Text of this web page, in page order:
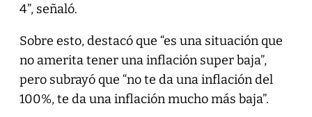
4”, señaló.
Sobre esto, destacó que “es una situación que
no amerita tener una inflación super baja”,
pero subrayó que “no te da una inflación del
100%, te da una inflación mucho más baja”.